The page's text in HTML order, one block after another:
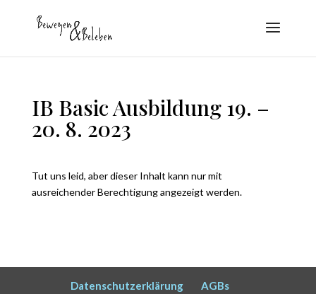
IB Basic Ausbildung 19. –
20. 8. 2023
Tut uns leid, aber dieser Inhalt kann nur mit
ausreichender Berechtigung angezeigt werden.
Datenschutzerklärung
AGBs